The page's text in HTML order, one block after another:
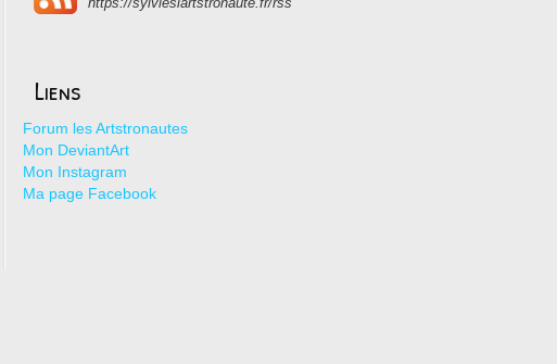
Liens
Forum les Artstronautes
Mon DeviantArt
Mon Instagram
Ma page Facebook